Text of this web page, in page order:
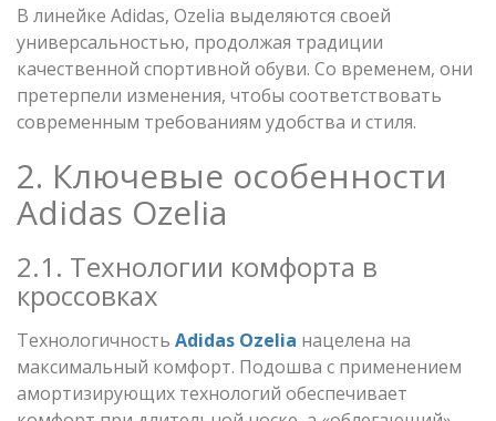
В линейке Adidas, Ozelia выделяются своей
универсальностью, продолжая традиции
качественной спортивной обуви. Со временем, они
претерпели изменения, чтобы соответствовать
современным требованиям удобства и стиля.
2. Ключевые особенности
Adidas Ozelia
2.1. Технологии комфорта в
кроссовках
Технологичность Adidas Ozelia нацелена на
максимальный комфорт. Подошва с применением
амортизирующих технологий обеспечивает